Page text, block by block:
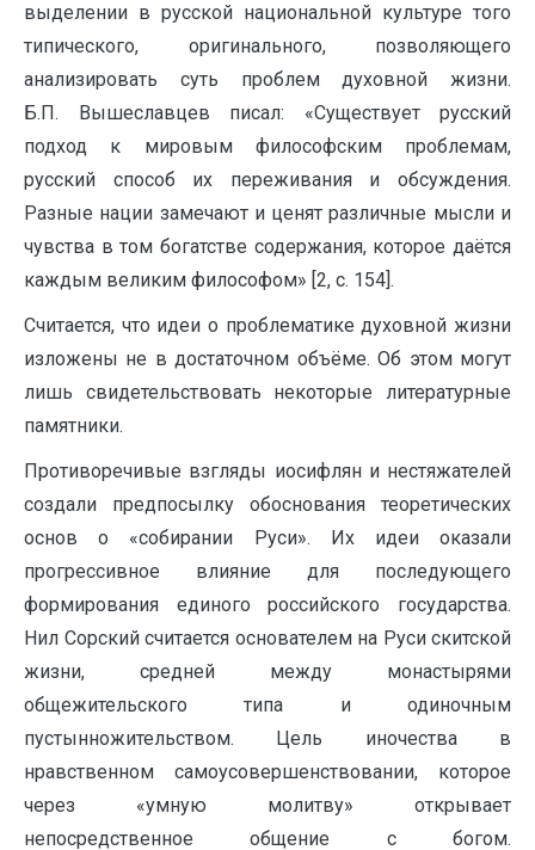
выделении в русской национальной культуре того
типического, оригинального, позволяющего
анализировать суть проблем духовной жизни.
Б.П. Вышеславцев писал: «Существует русский
подход к мировым философским проблемам,
русский способ их переживания и обсуждения.
Разные нации замечают и ценят различные мысли и
чувства в том богатстве содержания, которое даётся
каждым великим философом» [2, с. 154].
Считается, что идеи о проблематике духовной жизни
изложены не в достаточном объёме. Об этом могут
лишь свидетельствовать некоторые литературные
памятники.
Противоречивые взгляды иосифлян и нестяжателей
создали предпосылку обоснования теоретических
основ о «собирании Руси». Их идеи оказали
прогрессивное влияние для последующего
формирования единого российского государства.
Нил Сорский считается основателем на Руси скитской
жизни, средней между монастырями
общежительского типа и одиночным
пустынножительством. Цель иночества в
нравственном самоусовершенствовании, которое
через «умную молитву» открывает
непосредственное общение с богом.